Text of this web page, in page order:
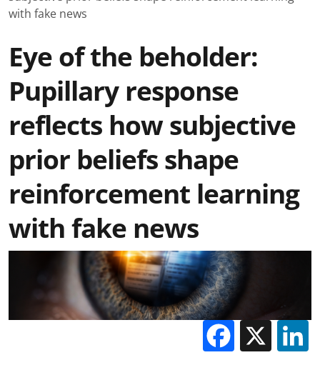
with fake news
Eye of the beholder:
Pupillary response
reflects how subjective
prior beliefs shape
reinforcement learning
with fake news
X